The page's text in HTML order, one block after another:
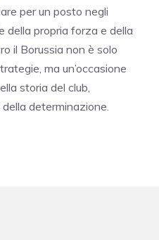
per un posto negli
della propria forza e della
il Borussia non è solo
ma un’occasione
storia del club,
determinazione.